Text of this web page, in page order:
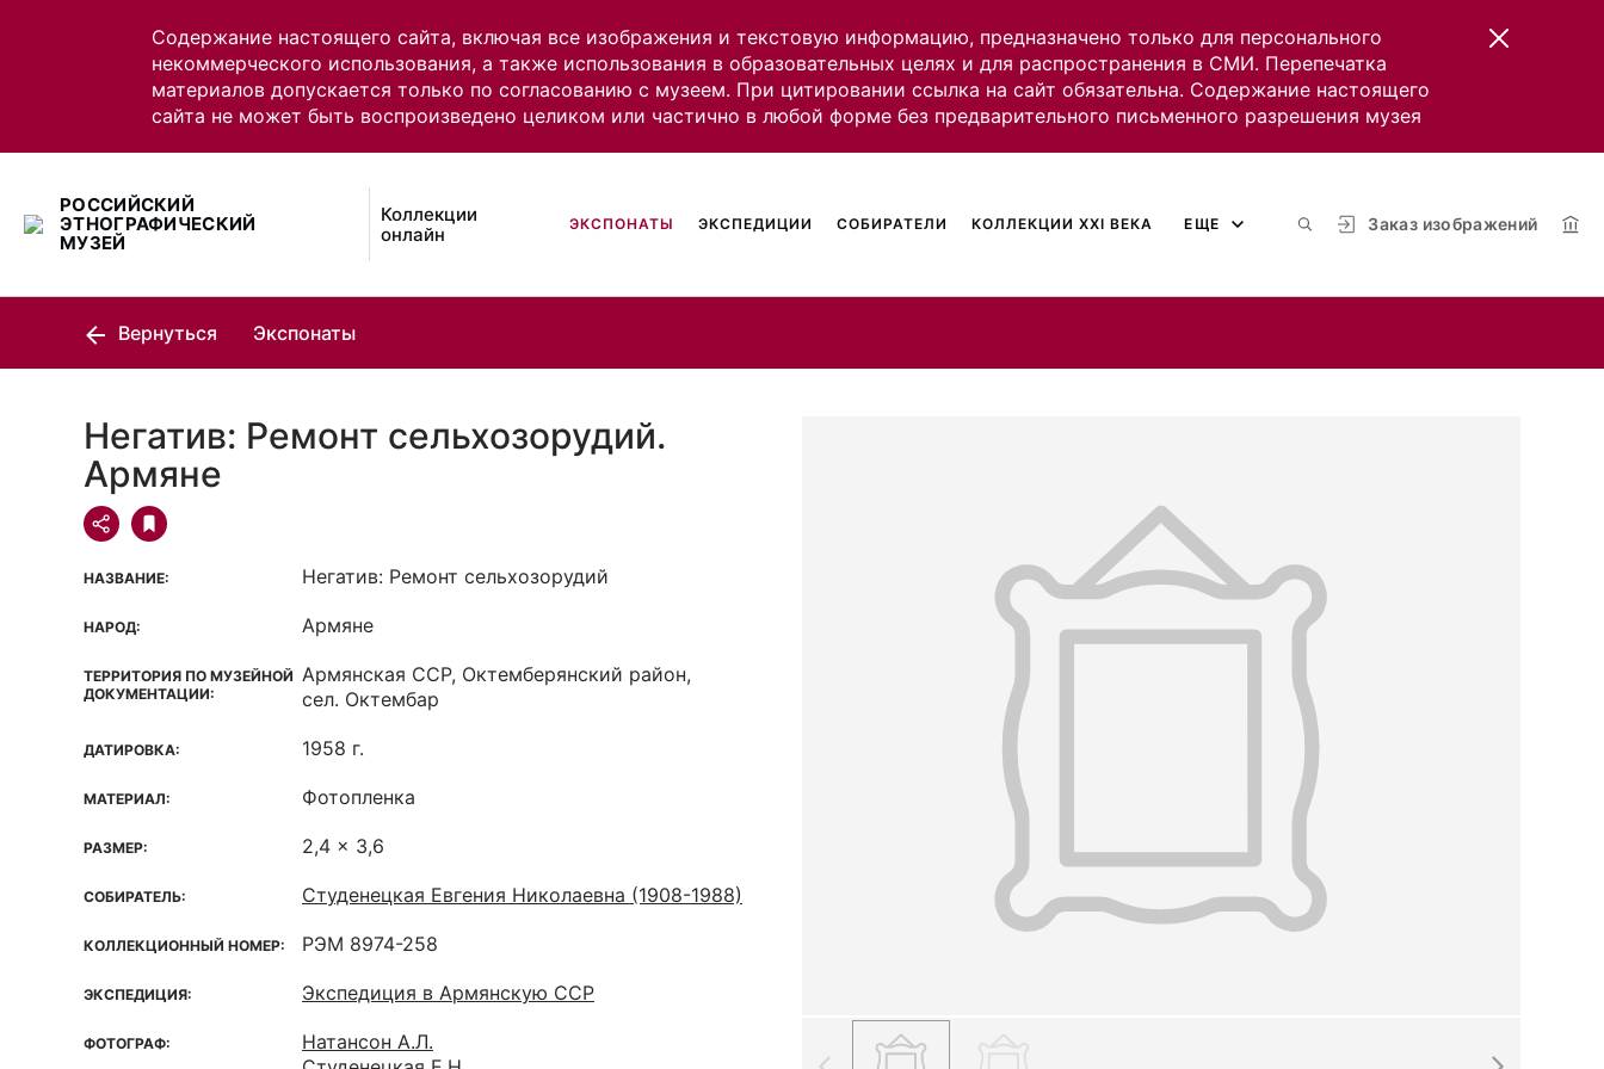
Содержание настоящего сайта, включая все изображения и текстовую информацию, предназначено только для персонального
некоммерческого использования, а также использования в образовательных целях и для распространения в СМИ. Перепечатка
материалов допускается только по согласованию с музеем. При цитировании ссылка на сайт обязательна. Содержание настоящего
сайта не может быть воспроизведено целиком или частично в любой форме без предварительного письменного разрешения музея
РОССИЙСКИЙ
ЭТНОГРАФИЧЕСКИЙ
МУЗЕЙ
Коллекции
онлайн
Заказ изображений
ЭКСПОНАТЫ ЭКСПЕДИЦИИ СОБИРАТЕЛИ КОЛЛЕКЦИИ XXI ВЕКА ЕЩЕ
Вернуться Экспонаты
Негатив: Ремонт сельхозорудий.
Армяне
НАЗВАНИЕ: Негатив: Ремонт сельхозорудий
НАРОД: Армяне
ТЕРРИТОРИЯ ПО МУЗЕЙНОЙ
ДОКУМЕНТАЦИИ:
Армянская ССР, Октемберянский район,
сел. Октембар
ДАТИРОВКА: 1958 г.
МАТЕРИАЛ: Фотопленка
РАЗМЕР: 2,4 x 3,6
СОБИРАТЕЛЬ: Студенецкая Евгения Николаевна (1908-1988)
КОЛЛЕКЦИОННЫЙ НОМЕР: РЭМ 8974-258
ЭКСПЕДИЦИЯ: Экспедиция в Армянскую ССР
ФОТОГРАФ:
Натансон А.Л.